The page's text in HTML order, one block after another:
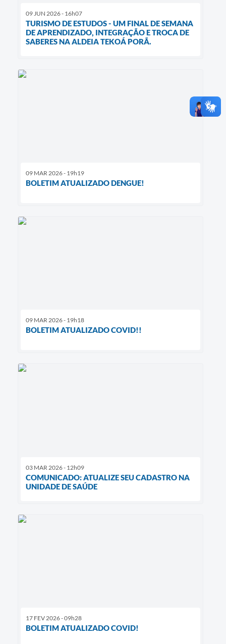
09 JUN 2026 - 16h07
TURISMO DE ESTUDOS - UM FINAL DE SEMANA
DE APRENDIZADO, INTEGRAÇÃO E TROCA DE
SABERES NA ALDEIA TEKOÁ PORÃ.
09 MAR 2026 - 19h19
BOLETIM ATUALIZADO DENGUE!
09 MAR 2026 - 19h18
BOLETIM ATUALIZADO COVID!!
03 MAR 2026 - 12h09
COMUNICADO: ATUALIZE SEU CADASTRO NA
UNIDADE DE SAÚDE
17 FEV 2026 - 09h28
BOLETIM ATUALIZADO COVID!